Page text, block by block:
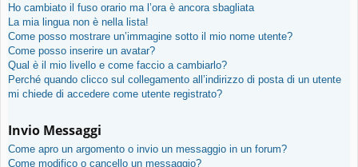
Ho cambiato il fuso orario ma l’ora è ancora sbagliata
La mia lingua non è nella lista!
Come posso mostrare un’immagine sotto il mio nome utente?
Come posso inserire un avatar?
Qual è il mio livello e come faccio a cambiarlo?
Perché quando clicco sul collegamento all’indirizzo di posta di un utente
mi chiede di accedere come utente registrato?
Invio Messaggi
Come apro un argomento o invio un messaggio in un forum?
Come modifico o cancello un messaggio?